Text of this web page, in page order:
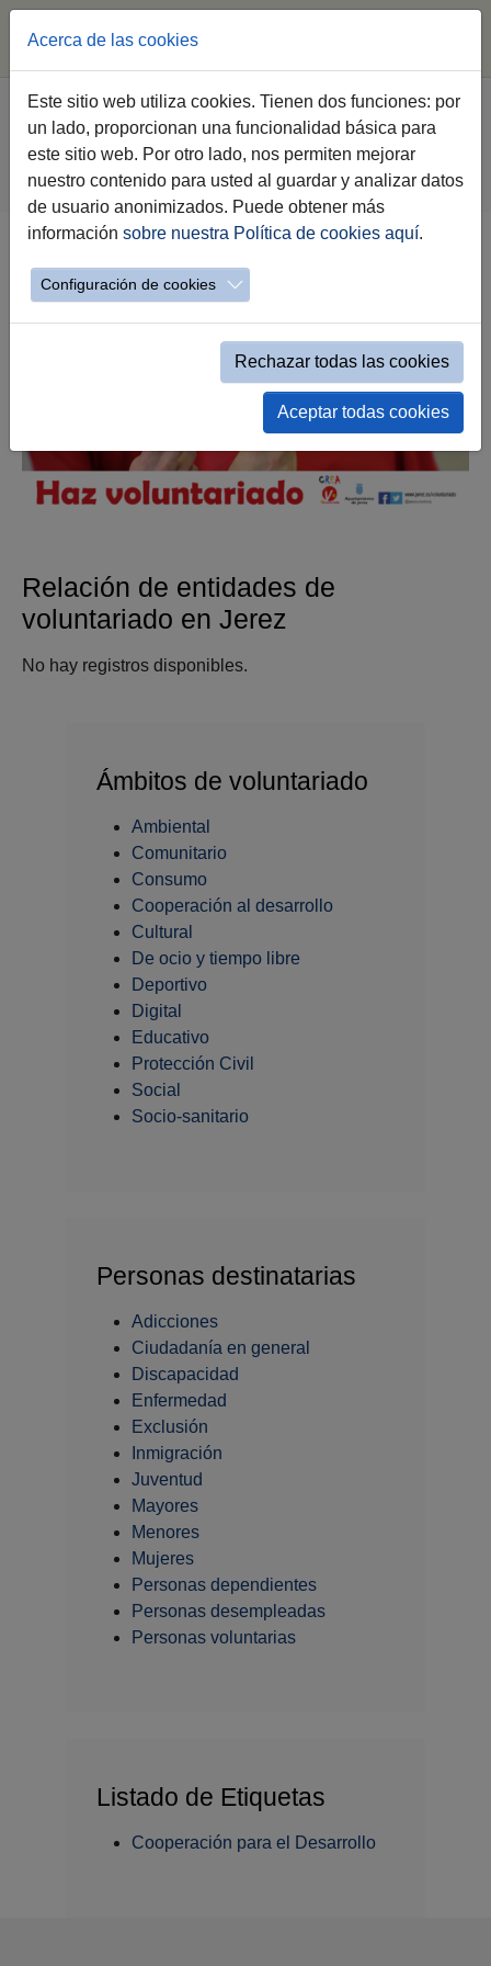
Saltar al contenido principal
Estás aquí:
Jerez.es Webs Municipales
Voluntariado
Haz Voluntariado
Relación de entidades de voluntariado
Relación de entidades mostrar etiquetas
Catálogo Voluntariado por Etiquetas
Relación de entidades de
voluntariado en Jerez
No hay registros disponibles.
Ámbitos de voluntariado
Ambiental
Comunitario
Consumo
Cooperación al desarrollo
Cultural
De ocio y tiempo libre
Deportivo
Digital
Educativo
Protección Civil
Social
Socio-sanitario
Personas destinatarias
Adicciones
Ciudadanía en general
Discapacidad
Enfermedad
Exclusión
Inmigración
Juventud
Mayores
Menores
Mujeres
Personas dependientes
Personas desempleadas
Personas voluntarias
Listado de Etiquetas
Cooperación para el Desarrollo
Acerca de las cookies
Este sitio web utiliza cookies. Tienen dos funciones: por
un lado, proporcionan una funcionalidad básica para
este sitio web. Por otro lado, nos permiten mejorar
nuestro contenido para usted al guardar y analizar datos
de usuario anonimizados. Puede obtener más
información sobre nuestra Política de cookies aquí.
Configuración de cookies
Rechazar todas las cookies
Aceptar todas cookies